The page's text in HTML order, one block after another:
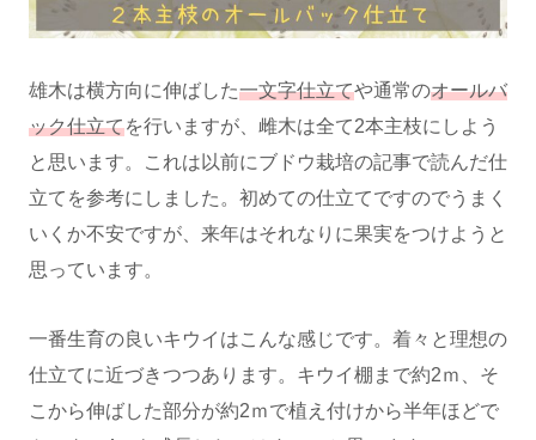
雄木は横方向に伸ばした一文字仕立てや通常のオールバ
ック仕立てを行いますが、雌木は全て2本主枝にしよう
と思います。これは以前にブドウ栽培の記事で読んだ仕
立てを参考にしました。初めての仕立てですのでうまく
いくか不安ですが、来年はそれなりに果実をつけようと
思っています。
一番生育の良いキウイはこんな感じです。着々と理想の
仕立てに近づきつつあります。キウイ棚まで約2ｍ、そ
こから伸ばした部分が約2ｍで植え付けから半年ほどで